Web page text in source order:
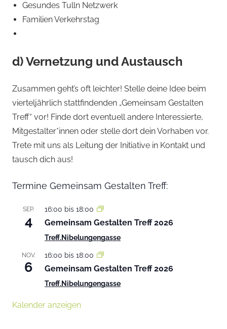
Gesundes Tulln Netzwerk
Familien Verkehrstag
d) Vernetzung und Austausch
Zusammen geht’s oft leichter! Stelle deine Idee beim
vierteljährlich stattfindenden „Gemeinsam Gestalten
Treff“ vor! Finde dort eventuell andere Interessierte,
Mitgestalter*innen oder stelle dort dein Vorhaben vor.
Trete mit uns als Leitung der Initiative in Kontakt und
tausch dich aus!
Termine Gemeinsam Gestalten Treff:
SEP.
4
16:00 bis 18:00
Gemeinsam Gestalten Treff 2026
Treff.Nibelungengasse
NOV.
6
16:00 bis 18:00
Gemeinsam Gestalten Treff 2026
Treff.Nibelungengasse
Kalender anzeigen